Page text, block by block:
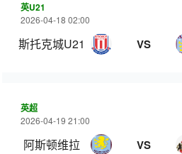
英U21
2026-04-18 02:00
斯托克城U21 VS
英超
2026-04-19 21:00
阿斯顿维拉 VS